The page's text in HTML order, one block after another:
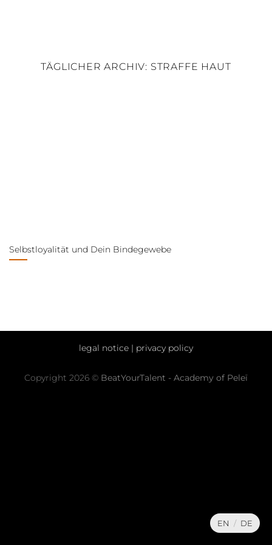
TÄGLICHER ARCHIV: STRAFFE HAUT
Selbstloyalität und Dein Bindegewebe
EN / DE
legal notice | privacy policy
Copyright 2026 © BeatYourTalent - Academy of Peleï